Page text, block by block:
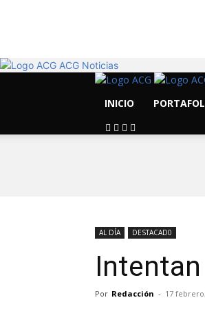
ACG Noticias
INICIO
AL DÍA DESTACAD0
Por Redacción - 17